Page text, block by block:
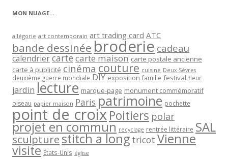
MON NUAGE…
allégorie art contemporain art trading card ATC
bande dessinéebroderie cadeau
calendriercartecarte maison carte postale ancienne
carte à publicité cinéma couture cuisine Deux-Sèvres
deuxième guerre mondiale DIY exposition famille festival fleur
jardin lecture marque-page monument commémoratif
oiseau papier maison Paris patrimoine pochette
point de croixPoitiers polar
projet en commun recyclage rentrée littéraire SAL
sculpturestitch a long tricot Vienne
visite États-Unis église